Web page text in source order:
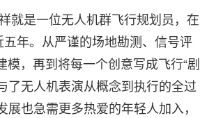
就是一位无人机群飞行规划员，在
年。从严谨的场地勘测、信号评
模，再到将每一个创意写成飞行“剧
了无人机表演从概念到执行的全过
展也急需更多热爱的年轻人加入，